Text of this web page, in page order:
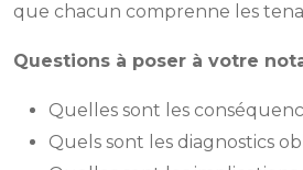
que chacun comprenne les
Questions à poser à votre
Quelles sont les
Quels sont les diagnostics